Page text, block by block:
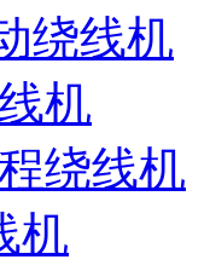
绕线机
机
绕线机
机